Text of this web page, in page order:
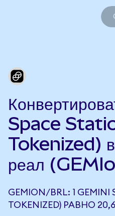
Space
Tokenized) в
реал
GEMION/BRL: 1 GEMINI
TOKENIZED) РАВНО